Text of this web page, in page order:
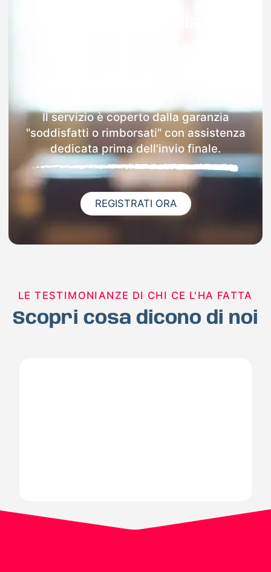
Il servizio è coperto dalla garanzia
"soddisfatti o rimborsati" con assistenza
dedicata prima dell'invio finale.
REGISTRATI ORA
LE TESTIMONIANZE DI CHI CE L'HA FATTA
Scopri cosa dicono di noi